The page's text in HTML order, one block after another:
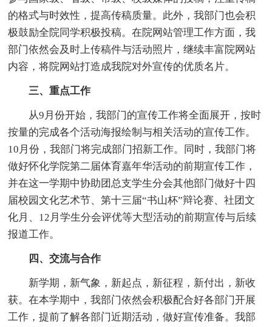
的格式与时效性，提高传稿质量。此外，我部门也会积
极鼓励全院同学积极投稿。在院网站管理工作方面，我
部门依然会及时上传稿件与活动照片，继续丰富院网站
内容，将院网站打造成我院对外宣传的优质名片。
三、重点工作
从9月份开始，我部门的宣传工作将全面展开，按时
按量的完成各个活动海报绘制与相关活动的宣传工作。
10月份，我部门将完成部门招新工作。同时，我部门将
做好怀化学院第二届体育嘉年华活动的前期宣传工作，
并在这一学期中协助团总支学生分会其他部门做好十四
届校园文化艺术节、第十三届“书山杯”辩论赛、社团文
化月、12月学生分会评优等大型活动的前期宣传与后续
报道工作。
四、交流与合作
新学期，新气象，新起点，新征程，新付出，新收
获。在本学期中，我部门依然会积极配合好各部门开展
工作，提前了解各部门近期活动，做好宣传准备。我部